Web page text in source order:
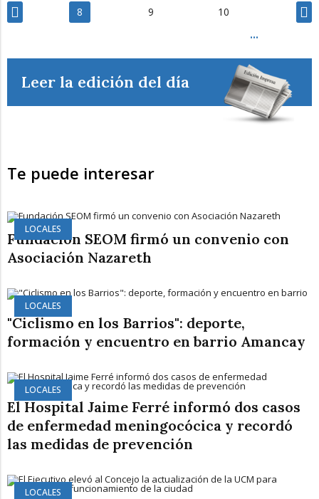
8 9 10
Leer la edición del día
Te puede interesar
LOCALES
Fundación SEOM firmó un convenio con
Asociación Nazareth
LOCALES
"Ciclismo en los Barrios": deporte,
formación y encuentro en barrio Amancay
LOCALES
El Hospital Jaime Ferré informó dos casos
de enfermedad meningocócica y recordó
las medidas de prevención
LOCALES